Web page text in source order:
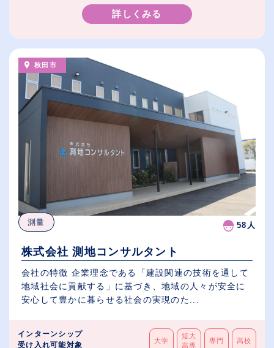
詳しくみる
秋田市
測量 58人
株式会社 測地コンサルタント
会社の特徴 企業理念である「建設関連の技術を通して
地域社会に貢献する」に基づき、地域の人々が安全に
安心して豊かに暮らせる社会の実現のた...
インターンシップ
受け入れ可能対象
大学
短大
高専
専門 高校